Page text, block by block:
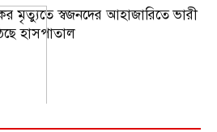
মৃত্যুতে স্বজনদের আহাজারিতে ভারী
হাসপাতাল